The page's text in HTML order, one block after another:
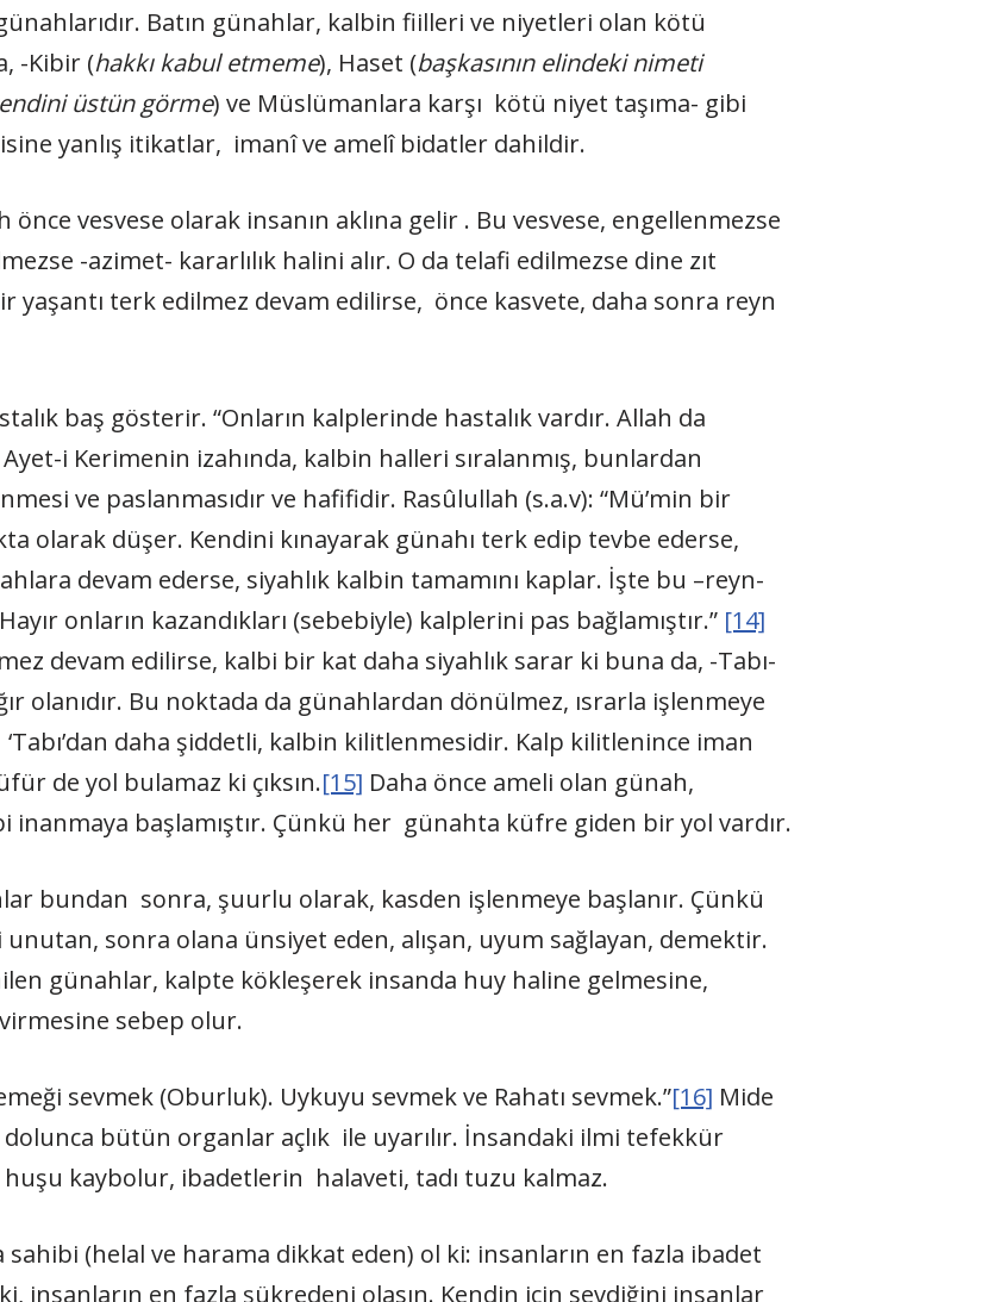
Batın günahlar, kalbin fiilleri ve niyetleri olan kötü
-Kibir (hakkı kabul etmeme), Haset (başkasının elindeki nimeti
üstün görme) ve Müslümanlara karşı kötü niyet taşıma- gibi
yanlış itikatlar, imanî ve amelî bidatler dahildir.
vesvese olarak insanın aklına gelir . Bu vesvese, engellenmezse
-azimet- kararlılık halini alır. O da telafi edilmezse dine zıt
yaşantı terk edilmez devam edilirse, önce kasvete, daha sonra reyn
baş gösterir. “Onların kalplerinde hastalık vardır. Allah da
i Kerimenin izahında, kalbin halleri sıralanmış, bunlardan
ve paslanmasıdır ve hafifidir. Rasûlullah (s.a.v): “Mü’min bir
olarak düşer. Kendini kınayarak günahı terk edip tevbe ederse,
devam ederse, siyahlık kalbin tamamını kaplar. İşte bu –reyn-
onların kazandıkları (sebebiyle) kalplerini pas bağlamıştır.” [14]
devam edilirse, kalbi bir kat daha siyahlık sarar ki buna da, -Tabı-
olanıdır. Bu noktada da günahlardan dönülmez, ısrarla işlenmeye
daha şiddetli, kalbin kilitlenmesidir. Kalp kilitlenince iman
de yol bulamaz ki çıksın.[15] Daha önce ameli olan günah,
inanmaya başlamıştır. Çünkü her günahta küfre giden bir yol vardır.
bundan sonra, şuurlu olarak, kasden işlenmeye başlanır. Çünkü
sonra olana ünsiyet eden, alışan, uyum sağlayan, demektir.
günahlar, kalpte kökleşerek insanda huy haline gelmesine,
sebep olur.
sevmek (Oburluk). Uykuyu sevmek ve Rahatı sevmek.”[16] Mide
bütün organlar açlık ile uyarılır. İnsandaki ilmi tefekkür
huşu kaybolur, ibadetlerin halaveti, tadı tuzu kalmaz.
sahibi (helal ve harama dikkat eden) ol ki: insanların en fazla ibadet
insanların en fazla şükredeni olasın. Kendin için sevdiğini insanlar